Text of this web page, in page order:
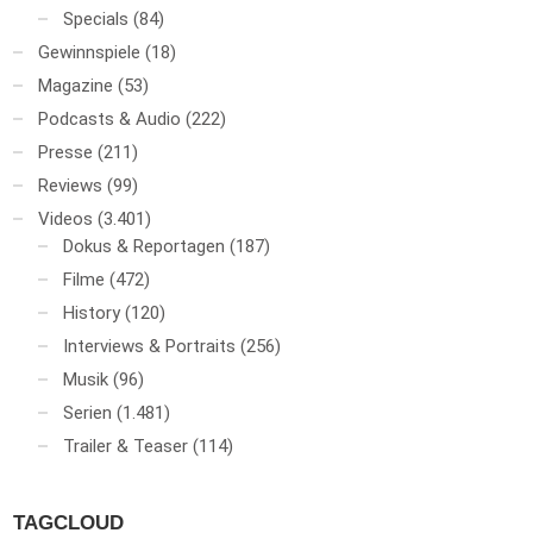
Specials (84)
Gewinnspiele (18)
Magazine (53)
Podcasts & Audio (222)
Presse (211)
Reviews (99)
Videos (3.401)
Dokus & Reportagen (187)
Filme (472)
History (120)
Interviews & Portraits (256)
Musik (96)
Serien (1.481)
Trailer & Teaser (114)
TAGCLOUD